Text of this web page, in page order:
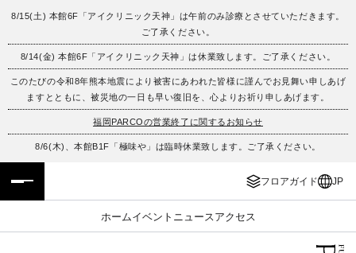
8/15(土) 本館6F「アイクリニック天神」は午前のみ診療とさせていただきます。
ご了承ください。
8/14(金) 本館6F「アイクリニック天神」は休業致します。ご了承ください。
このたびの令和8年熊本地震により被害にあわれた皆様に謹んでお見舞い申しあげ
ますとともに、被災地の一日も早い復旧を、心よりお祈り申しあげます。
福岡PARCOの営業終了に関するお知らせ
8/6(木)、本館B1F「極味や」は臨時休業致します。ご了承ください。
フロアガイド JP
ホームイベント ニュース アクセス
フロアガイド
施設案内・アクセス
イベント・ポップアップ
ニュース
レストラン・カフェ
ENGLISH
繁体字
한국어
ภาษาไทย